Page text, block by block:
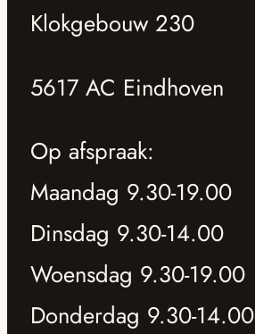
Klokgebouw 230
5617 AC Eindhoven
Op afspraak:
Maandag 9.30-19.00
Dinsdag 9.30-14.00
Woensdag 9.30-19.00
Donderdag 9.30-14.00